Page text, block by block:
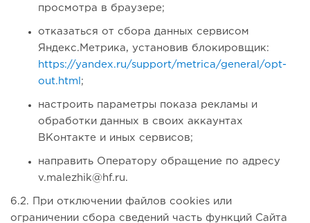
просмотра в браузере;
отказаться от сбора данных сервисом
Яндекс.Метрика, установив блокировщик:
https://yandex.ru/support/metrica/general/opt-
out.html ;
настроить параметры показа рекламы и
обработки данных в своих аккаунтах
ВКонтакте и иных сервисов;
направить Оператору обращение по адресу
v.malezhik@hf.ru.
6.2. При отключении файлов cookies или
ограничении сбора сведений часть функций Сайта